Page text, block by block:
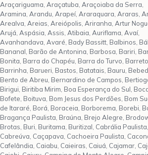
Araçariguama, Araçatuba, Araçoiaba da Serra,
Aramina, Arandu, Arapeí, Araraquara, Araras,
Arealva, Areias, Areiópolis, Ariranha, Artur
Arujá, Aspásia, Assis, Atibaia, Auriflama, Avaí,
Avanhandava, Avaré, Bady Bassitt, Balbinos,
Bananal, Barão de Antonina, Barbosa, Bariri,
Bonita, Barra do Chapéu, Barra do Turvo,
Barrinha, Barueri, Bastos, Batatais, Bauru,
Bento de Abreu, Bernardino de Campos,
Birigui, Biritiba Mirim, Boa Esperança do Sul,
Bofete, Boituva, Bom Jesus dos Perdões, Bom
de Itararé, Borá, Boraceia, Borborema, Borebi,
Bragança Paulista, Braúna, Brejo Alegre,
Brotas, Buri, Buritama, Buritizal, Cabrália Paulista,
Cabreúva, Caçapava, Cachoeira Paulista,
Cafelândia, Caiabu, Caieiras, Caiuá, Cajamar,